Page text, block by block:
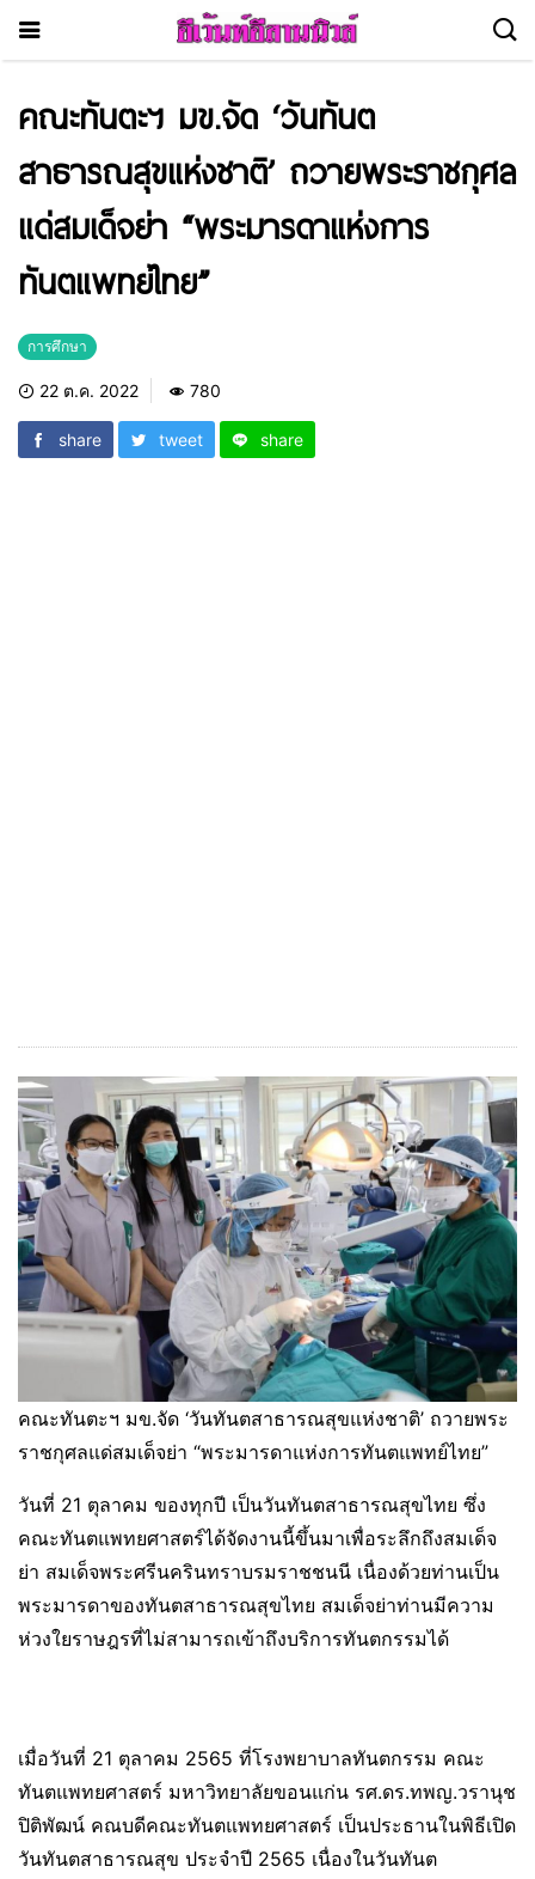
คณะทันตะฯ มข.จัด ‘วันทันต
สาธารณสุขแห่งชาติ’ ถวายพระราชกุศล
แด่สมเด็จย่า “พระมารดาแห่งการ
ทันตแพทย์ไทย”
การศึกษา
22 ต.ค. 2022 780
share tweet share
คณะทันตะฯ มข.จัด ‘วันทันตสาธารณสุขแห่งชาติ’ ถวายพระ
ราชกุศลแด่สมเด็จย่า “พระมารดาแห่งการทันตแพทย์ไทย”
วันที่ 21 ตุลาคม ของทุกปี เป็นวันทันตสาธารณสุขไทย ซึ่ง
คณะทันตแพทยศาสตร์ได้จัดงานนี้ขึ้นมาเพื่อระลึกถึงสมเด็จ
ย่า สมเด็จพระศรีนครินทราบรมราชชนนี เนื่องด้วยท่านเป็น
พระมารดาของทันตสาธารณสุขไทย สมเด็จย่าท่านมีความ
ห่วงใยราษฎรที่ไม่สามารถเข้าถึงบริการทันตกรรมได้
เมื่อวันที่ 21 ตุลาคม 2565 ที่โรงพยาบาลทันตกรรม คณะ
ทันตแพทยศาสตร์ มหาวิทยาลัยขอนแก่น รศ.ดร.ทพญ.วรานุช
ปิติพัฒน์ คณบดีคณะทันตแพทยศาสตร์ เป็นประธานในพิธีเปิด
วันทันตสาธารณสุข ประจำปี 2565 เนื่องในวันทันต